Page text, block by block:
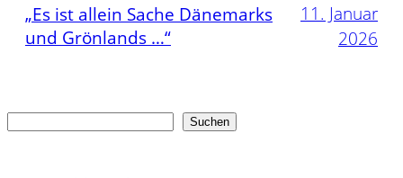
„Es ist allein Sache Dänemarks
und Grönlands …“
11. Januar
2026
Suchen